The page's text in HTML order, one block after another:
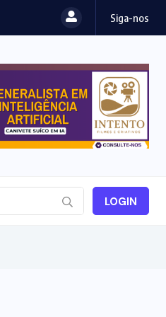
Siga-nos
LOGIN